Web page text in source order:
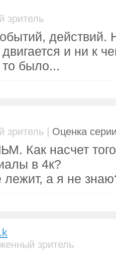
зритель
действий.
и ни к
то было...
зритель | Оценка
Как насчет
в 4к?
лежит, а я не
зритель